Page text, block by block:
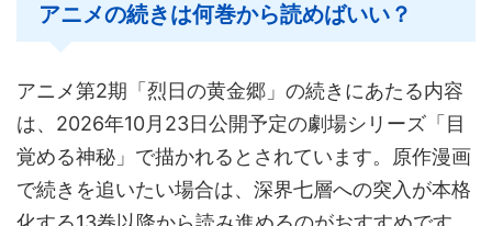
アニメの続きは何巻から読めばいい？
アニメ第2期「烈日の黄金郷」の続きにあたる内容
は、2026年10月23日公開予定の劇場シリーズ「目
覚める神秘」で描かれるとされています。原作漫画
で続きを追いたい場合は、深界七層への突入が本格